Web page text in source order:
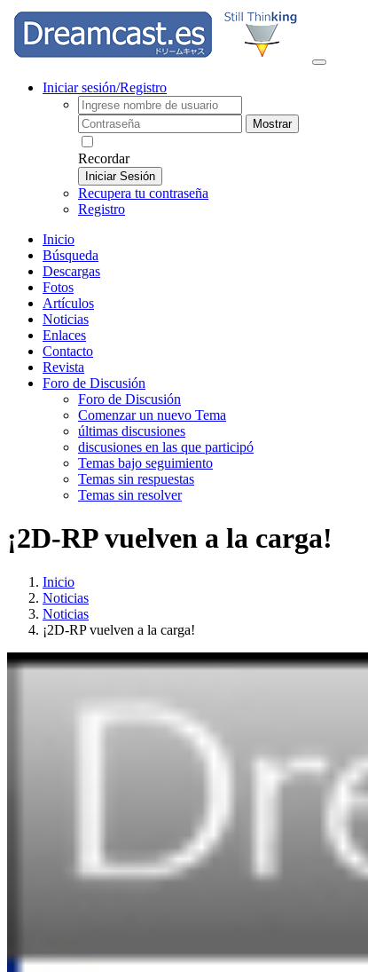
Iniciar sesión/Registro
Mostrar
Recordar
Iniciar Sesión
Recupera tu contraseña
Registro
Inicio
Búsqueda
Descargas
Fotos
Artículos
Noticias
Enlaces
Contacto
Revista
Foro de Discusión
Foro de Discusión
Comenzar un nuevo Tema
últimas discusiones
discusiones en las que participó
Temas bajo seguimiento
Temas sin respuestas
Temas sin resolver
¡2D-RP vuelven a la carga!
Inicio
Noticias
Noticias
¡2D-RP vuelven a la carga!